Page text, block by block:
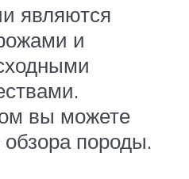
являются
и
вы можете
обзора породы.